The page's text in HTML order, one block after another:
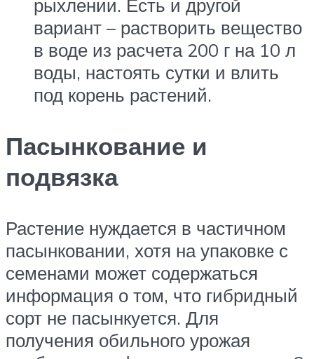
рыхлении. Есть и другой
вариант – растворить вещество
в воде из расчета 200 г на 10 л
воды, настоять сутки и влить
под корень растений.
Пасынкование и
подвязка
Растение нуждается в частичном
пасынковании, хотя на упаковке с
семенами может содержаться
информация о том, что гибридный
сорт не пасынкуется. Для
получения обильного урожая